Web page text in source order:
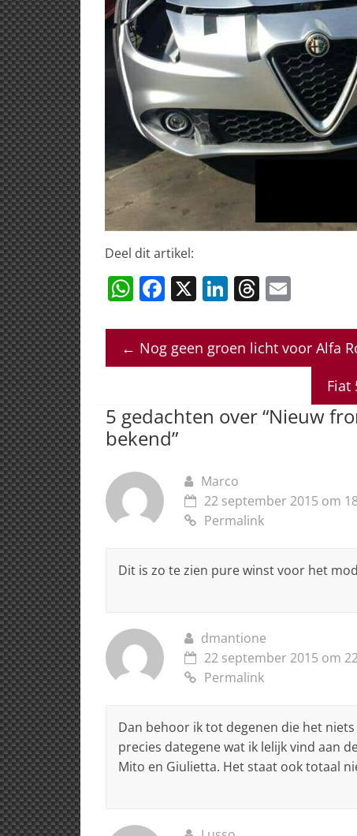
Deel dit artikel:
W
at
s
p
p
F
c
e
o
o
X Li
k
e
n
T
re
a
s
ai
l
← Nog geen groen licht voor Alfa
Fiat
5 gedachten over “Nieuw
bekend”
Marco
22 september 2015 om
Permalink
Dit is zo te zien pure winst voor het
dmantione
22 september 2015 om
Permalink
Dan behoor ik tot degenen die het
precies dategene wat ik lelijk vind aan
Mito en Giulietta. Het staat ook totaal